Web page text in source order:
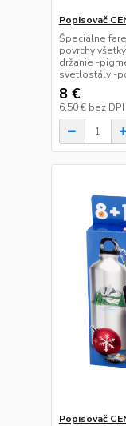
Popisovač
Špeciálne
povrchy
držanie -
svetlostály -
8 €
6,50 € bez
Popisovač